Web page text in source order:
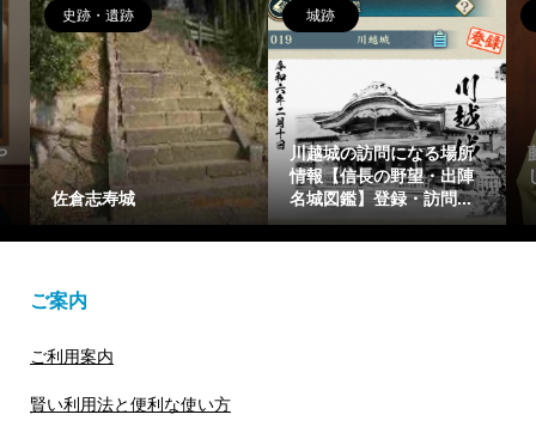
跡
城
城跡
川越城の訪問になる場所
情報【信長の野望・出陣
名城図鑑】登録・訪問...
偉人
藤原惟成(ふじ
しげ)を簡潔に
【光る君へ】
ご案内
ご利用案内
賢い利用法と便利な使い方